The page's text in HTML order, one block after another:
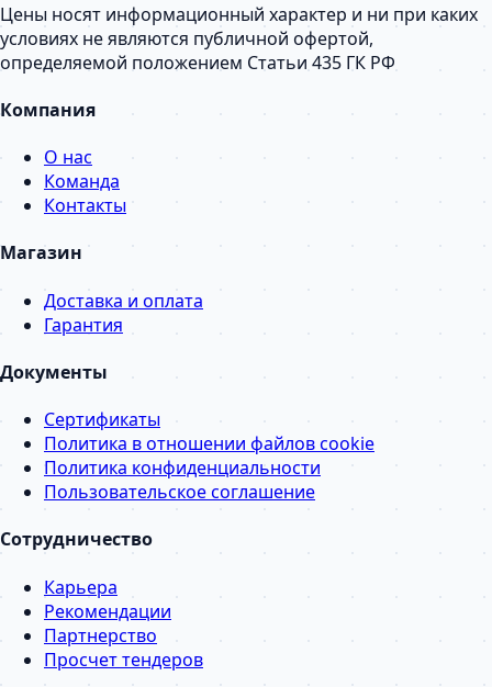
Цены носят информационный характер и ни при каких
условиях не являются публичной офертой,
определяемой положением Статьи 435 ГК РФ
Компания
О нас
Команда
Контакты
Магазин
Доставка и оплата
Гарантия
Документы
Сертификаты
Политика в отношении файлов cookie
Политика конфиденциальности
Пользовательское соглашение
Сотрудничество
Карьера
Рекомендации
Партнерство
Просчет тендеров